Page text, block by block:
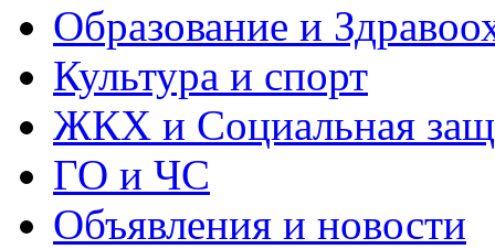
Образование и
Культура и спорт
ЖКХ и Социальная
ГО и ЧС
Объявления и новости